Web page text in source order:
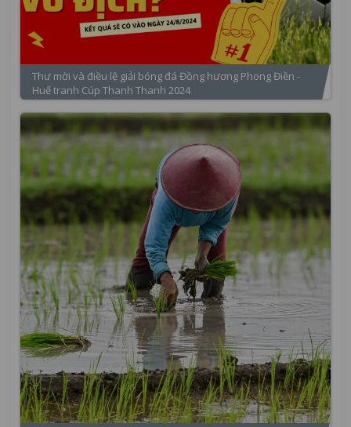
Thư mời và điều lệ giải bóng đá Đồng hương Phong Điền -
Huế tranh Cúp Thanh Thanh 2024